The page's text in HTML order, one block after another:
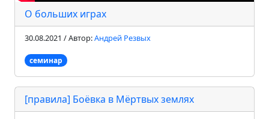
О больших играх
30.08.2021 / Автор:Андрей Резвых
семинар
[правила] Боёвка в Мёртвых землях